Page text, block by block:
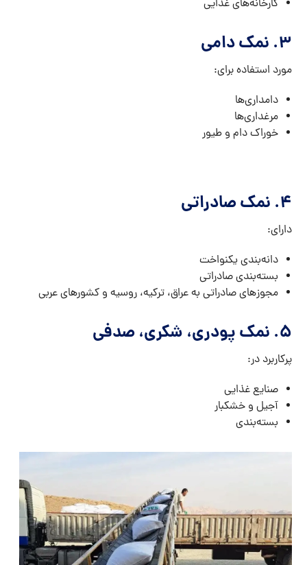
کارخانه‌های غذایی
۳. نمک دامی
مورد استفاده برای:
دامداری‌ها
مرغداری‌ها
خوراک دام و طیور
۴. نمک صادراتی
دارای:
دانه‌بندی یکنواخت
بسته‌بندی صادراتی
مجوزهای صادراتی به عراق، ترکیه، روسیه و کشورهای عربی
۵. نمک پودری، شکری، صدفی
پرکاربرد در:
صنایع غذایی
آجیل و خشکبار
بسته‌بندی